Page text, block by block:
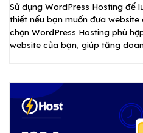
Sử dụng WordPress Hosting để
thiết nếu bạn muốn đưa website
chọn WordPress Hosting phù
website của bạn, giúp tăng